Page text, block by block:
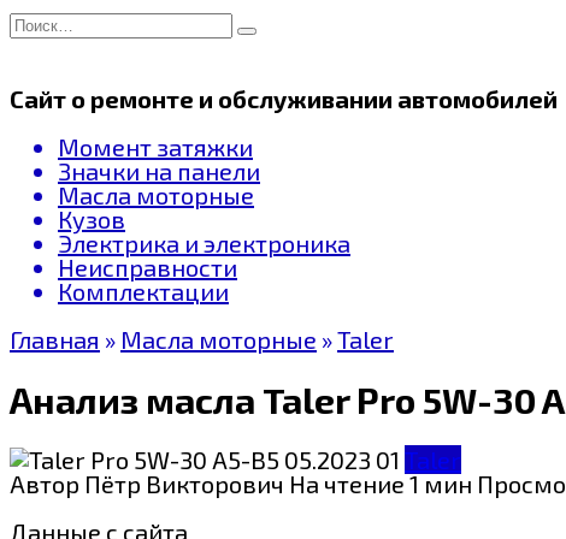
Перейти
к
Search
for:
Сайт о ремонте и обслуживании автомобилей
Момент затяжки
Значки на панели
Масла моторные
Кузов
Электрика и электроника
Неисправности
Комплектации
Главная » Масла моторные »Taler
Анализ масла Taler Pro 5W-30
Taler
Автор Пётр Викторович На чтение1 мин
Данные с сайта